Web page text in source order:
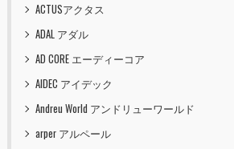
ACTUSアクタス
ADAL アダル
AD CORE エーディーコア
AIDEC アイデック
Andreu World アンドリューワールド
arper アルペール